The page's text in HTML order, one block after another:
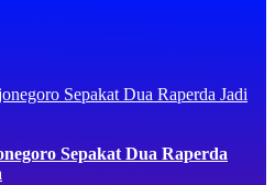
Sepakat Dua Raperda